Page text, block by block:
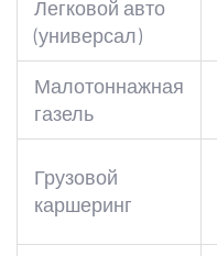
Легковой авто
(универсал)
Малотоннажная
газель
Грузовой
каршеринг